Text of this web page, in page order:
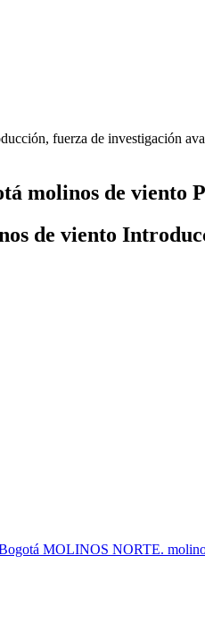
fuerza de investigación
molinos de viento
de viento
Bogotá MOLINOS NORTE.